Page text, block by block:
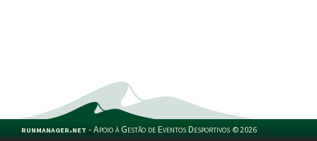
runmanager.net -Apoio à Gestão de Eventos Desportivos ©2026